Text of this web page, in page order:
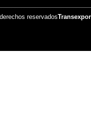
reservados